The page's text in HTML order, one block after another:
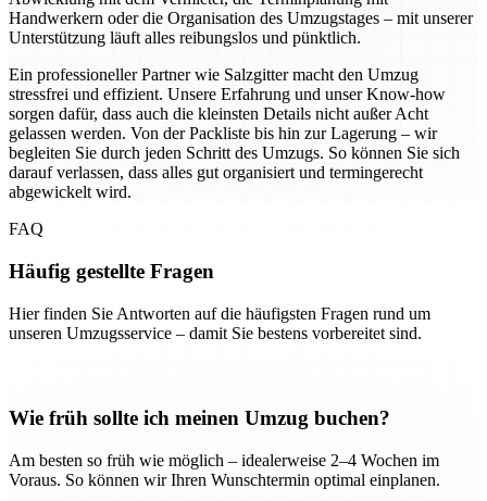
Handwerkern oder die Organisation des Umzugstages – mit unserer
Unterstützung läuft alles reibungslos und pünktlich.
Ein professioneller Partner wie Salzgitter macht den Umzug
stressfrei und effizient. Unsere Erfahrung und unser Know-how
sorgen dafür, dass auch die kleinsten Details nicht außer Acht
gelassen werden. Von der Packliste bis hin zur Lagerung – wir
begleiten Sie durch jeden Schritt des Umzugs. So können Sie sich
darauf verlassen, dass alles gut organisiert und termingerecht
abgewickelt wird.
FAQ
Häufig gestellte Fragen
Hier finden Sie Antworten auf die häufigsten Fragen rund um
unseren Umzugsservice – damit Sie bestens vorbereitet sind.
Wie früh sollte ich meinen Umzug buchen?
Am besten so früh wie möglich – idealerweise 2–4 Wochen im
Voraus. So können wir Ihren Wunschtermin optimal einplanen.